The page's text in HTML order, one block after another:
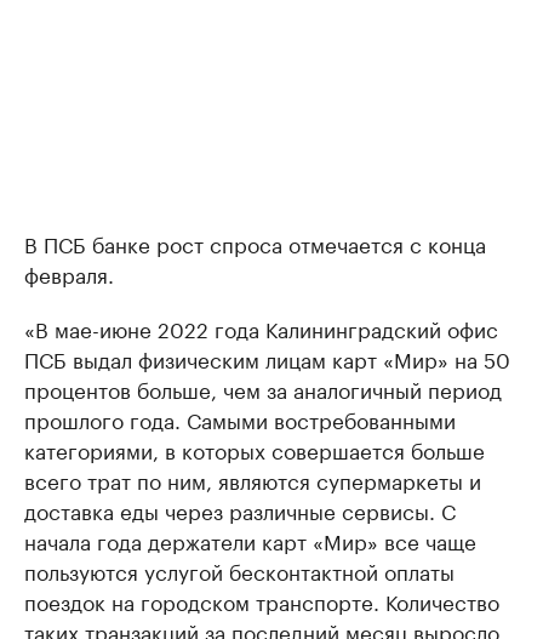
В ПСБ банке рост спроса отмечается с конца
февраля.
«В мае-июне 2022 года Калининградский офис
ПСБ выдал физическим лицам карт «Мир» на 50
процентов больше, чем за аналогичный период
прошлого года. Самыми востребованными
категориями, в которых совершается больше
всего трат по ним, являются супермаркеты и
доставка еды через различные сервисы. С
начала года держатели карт «Мир» все чаще
пользуются услугой бесконтактной оплаты
поездок на городском транспорте. Количество
таких транзакций за последний месяц выросло